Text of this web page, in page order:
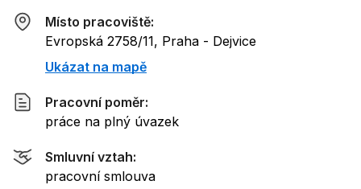
Místo pracoviště:
Evropská 2758/11, Praha - Dejvice
Ukázat na mapě
Pracovní poměr:
práce na plný úvazek
Smluvní vztah:
pracovní smlouva